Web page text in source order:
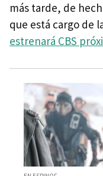
más tarde, de
que está cargo de
estrenará CBS